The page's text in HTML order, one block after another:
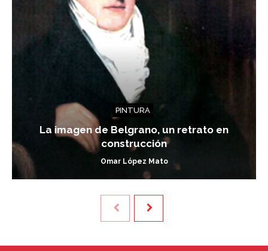
PINTURA
La imagen de Belgrano, un retrato en
construcción
Omar López Mato